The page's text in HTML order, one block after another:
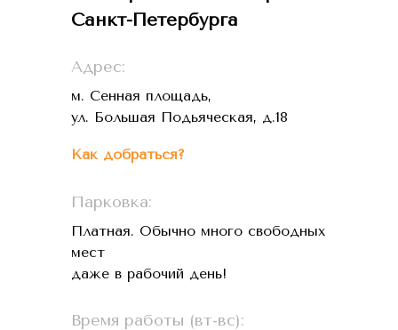
Время работы (вт-вс):
Адрес:
Парковка:
м. Сенная площадь,
ул. Большая Подьяческая, д.18
Платная. Обычно много свободных
мест
даже в рабочий день!
Санкт-Петербурга
Как добраться?